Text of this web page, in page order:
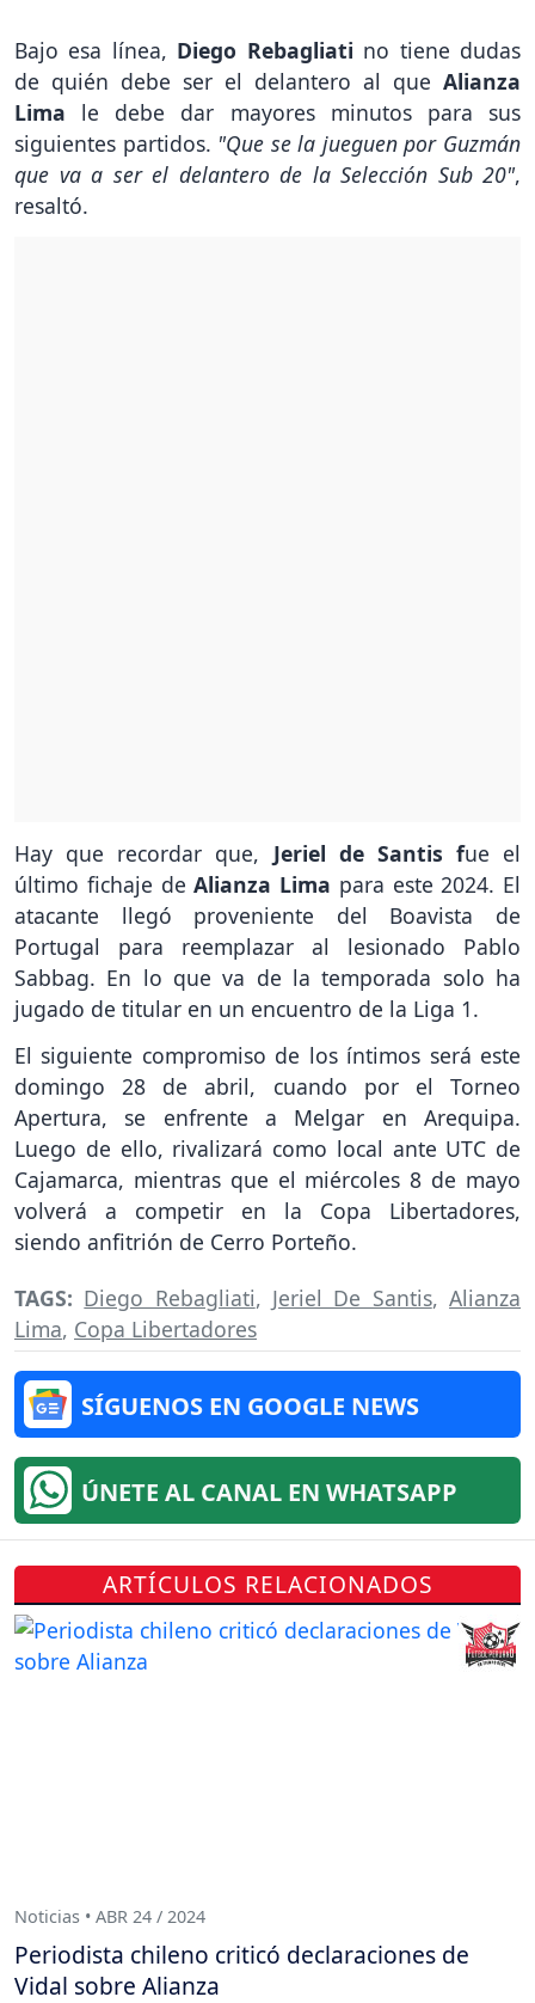
Bajo esa línea, Diego Rebagliati no tiene dudas
de quién debe ser el delantero al que Alianza
Lima le debe dar mayores minutos para sus
siguientes partidos. "Que se la jueguen por Guzmán
que va a ser el delantero de la Selección Sub 20",
resaltó.
Hay que recordar que, Jeriel de Santis fue el
último fichaje de Alianza Lima para este 2024. El
atacante llegó proveniente del Boavista de
Portugal para reemplazar al lesionado Pablo
Sabbag. En lo que va de la temporada solo ha
jugado de titular en un encuentro de la Liga 1.
El siguiente compromiso de los íntimos será este
domingo 28 de abril, cuando por el Torneo
Apertura, se enfrente a Melgar en Arequipa.
Luego de ello, rivalizará como local ante UTC de
Cajamarca, mientras que el miércoles 8 de mayo
volverá a competir en la Copa Libertadores,
siendo anfitrión de Cerro Porteño.
TAGS: Diego Rebagliati, Jeriel De Santis,Alianza
Lima, Copa Libertadores
SÍGUENOS EN GOOGLE NEWS
ÚNETE AL CANAL EN WHATSAPP
ARTÍCULOS RELACIONADOS
Noticias • ABR 24 / 2024
Periodista chileno criticó declaraciones de
Vidal sobre Alianza